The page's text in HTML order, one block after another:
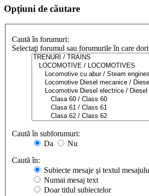
Opţiuni de căutare
Caută în forumuri:
Selectaţi forumul sau forumurile în care
Caută în subforumuri:
Da
Nu
Caută în:
Subiecte mesaje şi textul
Numai mesaj text
Doar titlul subiectelor